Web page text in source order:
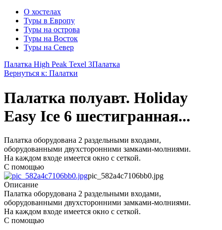
О хостелах
Туры в Европу
Туры на острова
Туры на Восток
Туры на Север
Палатка High Peak Texel 3Палатка
Вернуться к: Палатки
Палатка полуавт. Holiday
Easy Ice 6 шестигранная...
Палатка оборудована 2 раздельными входами,
оборудованными двухсторонними замками-молниями.
На каждом входе имеется окно с сеткой.
С помощью
pic_582a4c7106bb0.jpg
Описание
Палатка оборудована 2 раздельными входами,
оборудованными двухсторонними замками-молниями.
На каждом входе имеется окно с сеткой.
С помощью